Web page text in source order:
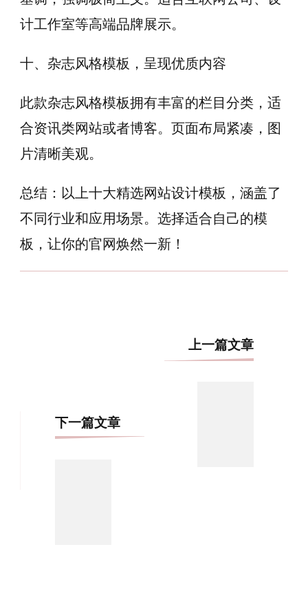
计工作室等高端品牌展示。
十、杂志风格模板，呈现优质内容
此款杂志风格模板拥有丰富的栏目分类，适
合资讯类网站或者博客。页面布局紧凑，图
片清晰美观。
总结：以上十大精选网站设计模板，涵盖了
不同行业和应用场景。选择适合自己的模
板，让你的官网焕然一新！
上一篇文章
下一篇文章